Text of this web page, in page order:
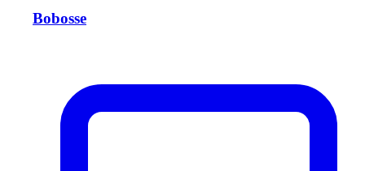
Bobosse